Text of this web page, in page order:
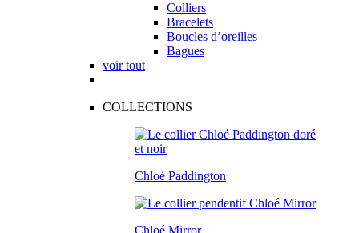
Colliers
Bracelets
Boucles d’oreilles
Bagues
voir tout
COLLECTIONS
Chloé Paddington
Chloé Mirror